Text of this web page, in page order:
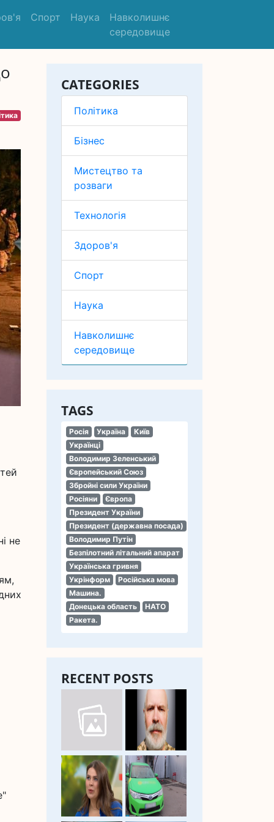
Спорт Наука
Навколишнє
середовище
CATEGORIES
Політика
Бізнес
Мистецтво та
розваги
Технологія
Здоров'я
Спорт
Наука
Навколишнє
середовище
TAGS
Росія Україна
Київ
Українці
Володимир Зеленський
Європейський Союз
Збройні сили України
Росіяни
Європа
Президент України
Президент (державна посада)
Володимир Путін
Безпілотний літальний апарат
Українська гривня
Укрінформ
Російська мова
Машина.
Донецька область
НАТО
Ракета.
RECENT POSTS
не